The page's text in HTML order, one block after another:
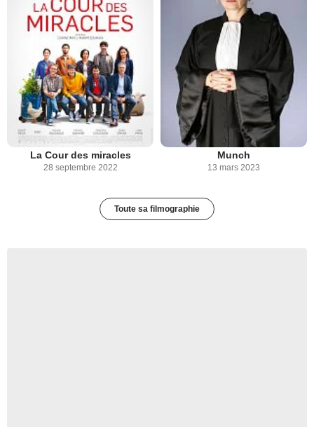
La Cour des miracles
28 septembre 2022
Munch
13 mars 2023
Toute sa filmographie